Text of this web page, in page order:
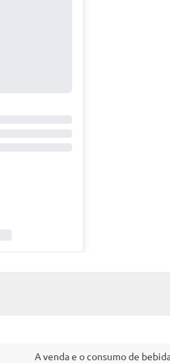
A venda e o consumo de